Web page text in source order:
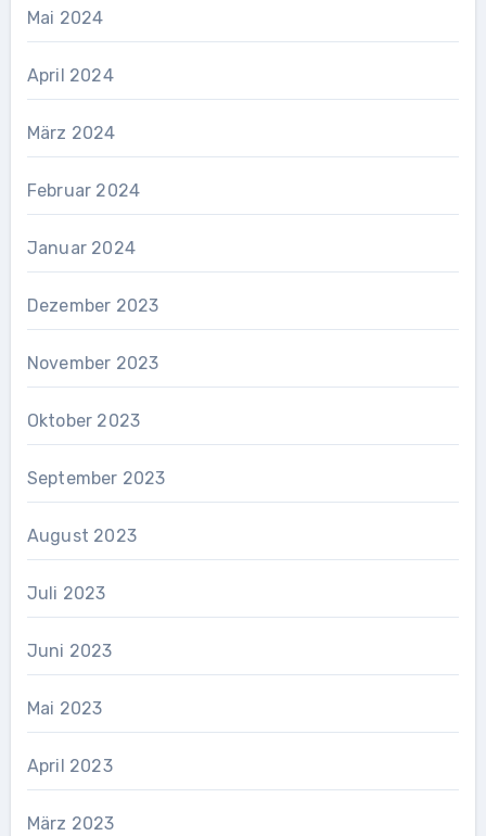
Mai 2024
April 2024
März 2024
Februar 2024
Januar 2024
Dezember 2023
November 2023
Oktober 2023
September 2023
August 2023
Juli 2023
Juni 2023
Mai 2023
April 2023
März 2023